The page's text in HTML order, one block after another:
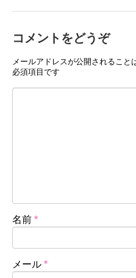
コメントをどうぞ
メールアドレスが公開されること
必須項目です
名前 *
メール *